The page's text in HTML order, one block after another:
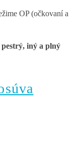
OP (očkovaní a
iný a plný